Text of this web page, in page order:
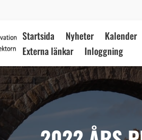
Startsida Nyheter Kalender
Externa länkar
Inloggning